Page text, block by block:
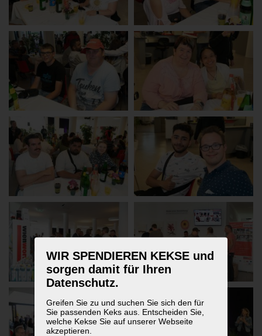
WIR SPENDIEREN KEKSE und
sorgen damit für Ihren
Datenschutz.
Greifen Sie zu und suchen Sie sich den für
Sie passenden Keks aus. Entscheiden Sie,
welche Kekse Sie auf unserer Webseite
akzeptieren.